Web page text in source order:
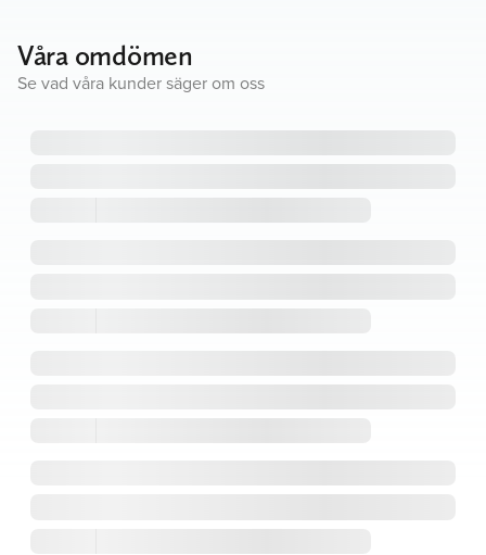
Våra omdömen
Se vad våra kunder säger om oss